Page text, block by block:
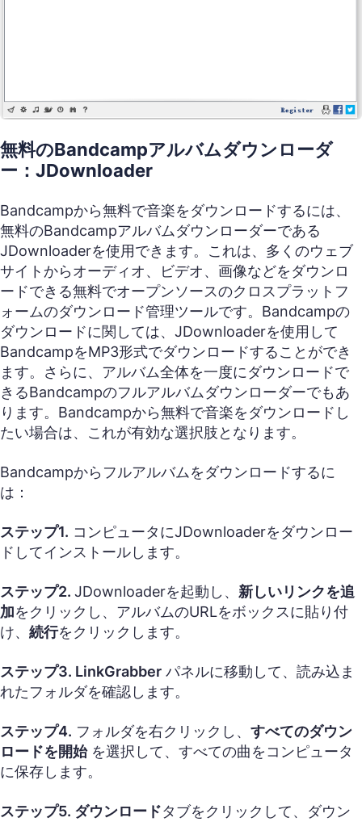
無料のBandcampアルバムダウンローダ
ー：JDownloader
Bandcampから無料で音楽をダウンロードするには、
無料のBandcampアルバムダウンローダーである
JDownloaderを使用できます。これは、多くのウェブ
サイトからオーディオ、ビデオ、画像などをダウンロ
ードできる無料でオープンソースのクロスプラットフ
ォームのダウンロード管理ツールです。Bandcampの
ダウンロードに関しては、JDownloaderを使用して
BandcampをMP3形式でダウンロードすることができ
ます。さらに、アルバム全体を一度にダウンロードで
きるBandcampのフルアルバムダウンローダーでもあ
ります。Bandcampから無料で音楽をダウンロードし
たい場合は、これが有効な選択肢となります。
Bandcampからフルアルバムをダウンロードするに
は：
ステップ1. コンピュータにJDownloaderをダウンロー
ドしてインストールします。
ステップ2. JDownloaderを起動し、 新しいリンクを追
加をクリックし、アルバムのURLをボックスに貼り付
け、 続行をクリックします。
ステップ3. LinkGrabber パネルに移動して、読み込ま
れたフォルダを確認します。
ステップ4. フォルダを右クリックし、 すべてのダウン
ロードを開始を選択して、すべての曲をコンピュータ
に保存します。
ステップ5. ダウンロードタブをクリックして、ダウン